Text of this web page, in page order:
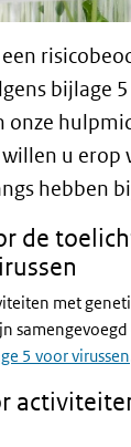
bijlage 5
onze
u erop
hebben
de
met
5 voor virussen